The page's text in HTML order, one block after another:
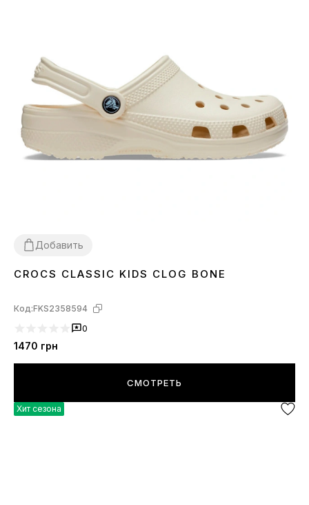
Добавить
252627 28293031 32333435
CROCS CLASSIC KIDS CLOG BONE
Код:FKS2358594
0
1470 грн
СМОТРЕТЬ
Хит сезона